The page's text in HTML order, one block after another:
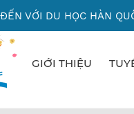
VỚI DU HỌC HÀN
GIỚI THIỆU